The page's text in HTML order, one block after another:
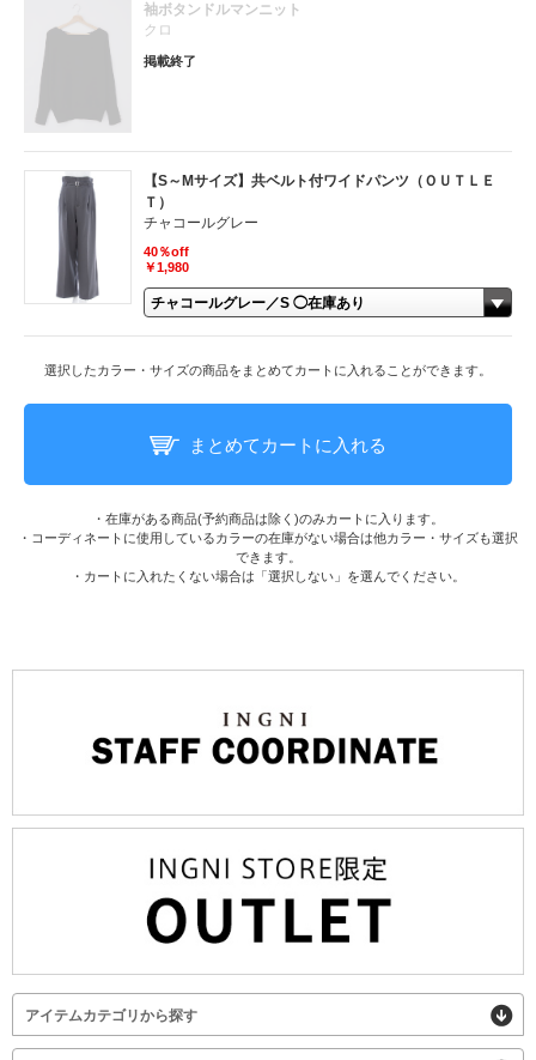
袖ボタンドルマンニット
クロ
掲載終了
【S～Mサイズ】共ベルト付ワイドパンツ（ＯＵＴＬＥ
Ｔ）
チャコールグレー
40％off
￥1,980
選択したカラー・サイズの商品をまとめてカートに入れることができます。
まとめてカートに入れる
・在庫がある商品(予約商品は除く)のみカートに入ります。
・コーディネートに使用しているカラーの在庫がない場合は他カラー・サイズも選択
できます。
・カートに入れたくない場合は「選択しない」を選んでください。
アイテムカテゴリから探す